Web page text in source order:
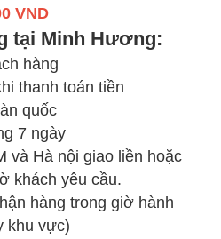
VND
tại Minh Hương:
hàng
thanh toán tiền
quốc
7 ngày
và Hà nội giao liền hoặc
khách yêu cầu.
hàng trong giờ hành
khu vực)